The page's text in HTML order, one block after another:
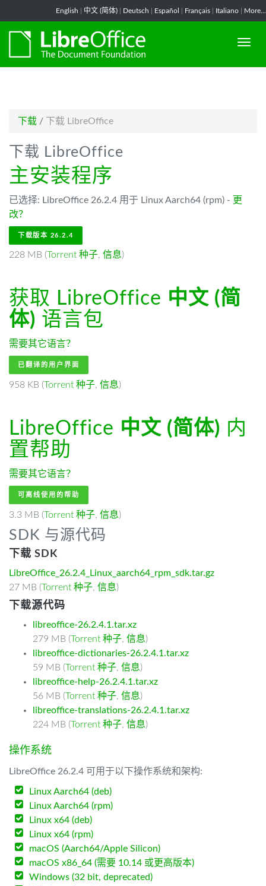
English 中文 (简体) Deutsch Español Français Italiano More...
下载 / 下载 LibreOffice
下载 LibreOffice
主安装程序
已选择: LibreOffice 26.2.4 用于 Linux Aarch64 (rpm) - 更
改？
下载版本 26.2.4
228 MB (Torrent 种子, 信息)
获取 LibreOffice 中文 (简
体) 语言包
需要其它语言？
已翻译的用户界面
958 KB (Torrent 种子, 信息)
LibreOffice 中文 (简体) 内
置帮助
需要其它语言？
可离线使用的帮助
3.3 MB (Torrent 种子, 信息)
SDK 与源代码
下载 SDK
LibreOffice_26.2.4_Linux_aarch64_rpm_sdk.tar.gz
27 MB (Torrent 种子, 信息)
下载源代码
libreoffice-26.2.4.1.tar.xz
279 MB (Torrent 种子, 信息)
libreoffice-dictionaries-26.2.4.1.tar.xz
59 MB (Torrent 种子, 信息)
libreoffice-help-26.2.4.1.tar.xz
56 MB (Torrent 种子, 信息)
libreoffice-translations-26.2.4.1.tar.xz
224 MB (Torrent 种子, 信息)
操作系统
LibreOffice 26.2.4 可用于以下操作系统和架构:
Linux Aarch64 (deb)
Linux Aarch64 (rpm)
Linux x64 (deb)
Linux x64 (rpm)
macOS (Aarch64/Apple Silicon)
macOS x86_64 (需要 10.14 或更高版本)
Windows (32 bit, deprecated)